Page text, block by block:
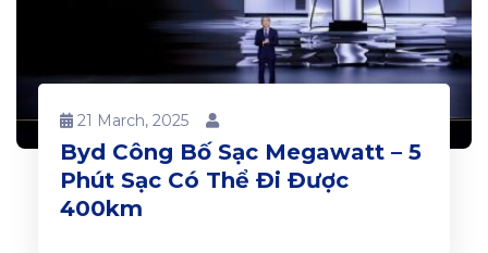
21 March, 2025
Byd Công Bố Sạc Megawatt – 5
Phút Sạc Có Thể Đi Được
400km